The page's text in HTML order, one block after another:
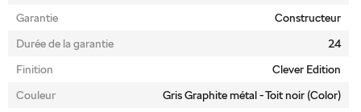
Garantie
Constructeur
Durée de la garantie
24
Finition
Clever Edition
Couleur
Gris Graphite métal - Toit noir (Color)